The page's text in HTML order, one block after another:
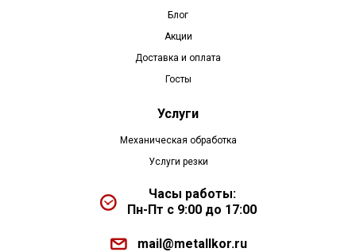
Блог
Акции
Доставка и оплата
Госты
Услуги
Механическая обработка
Услуги резки
Часы работы:
Пн-Пт с 9:00 до 17:00
mail@metallkor.ru